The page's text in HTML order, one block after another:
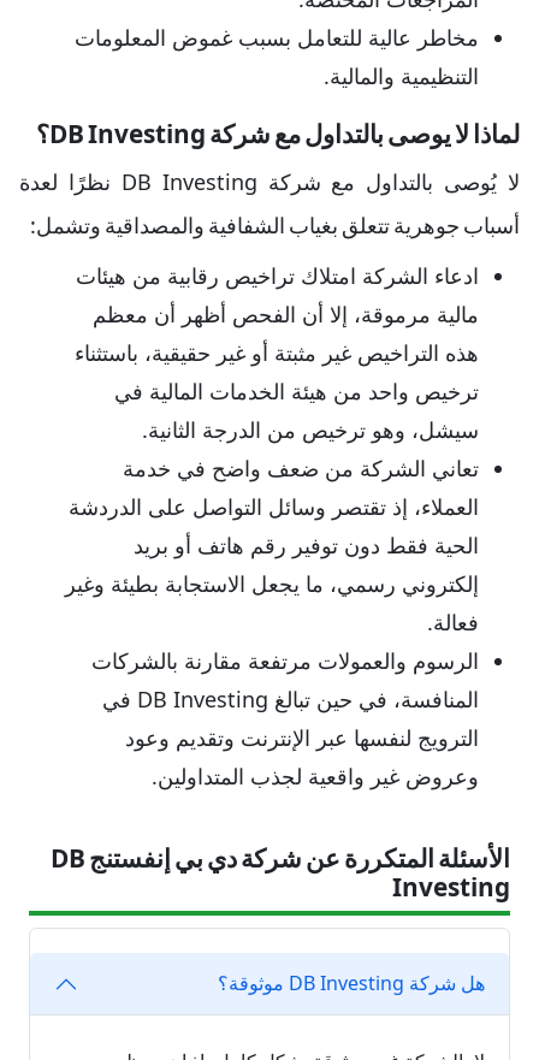
مخاطر عالية للتعامل بسبب غموض المعلومات
التنظيمية والمالية.
لماذا لا يوصى بالتداول مع شركة DB Investing؟
لا يُوصى بالتداول مع شركة DB Investing نظرًا لعدة
أسباب جوهرية تتعلق بغياب الشفافية والمصداقية وتشمل:
ادعاء الشركة امتلاك تراخيص رقابية من هيئات
مالية مرموقة، إلا أن الفحص أظهر أن معظم
هذه التراخيص غير مثبتة أو غير حقيقية، باستثناء
ترخيص واحد من هيئة الخدمات المالية في
سيشل، وهو ترخيص من الدرجة الثانية.
تعاني الشركة من ضعف واضح في خدمة
العملاء، إذ تقتصر وسائل التواصل على الدردشة
الحية فقط دون توفير رقم هاتف أو بريد
إلكتروني رسمي، ما يجعل الاستجابة بطيئة وغير
فعالة.
الرسوم والعمولات مرتفعة مقارنة بالشركات
المنافسة، في حين تبالغ DB Investing في
الترويج لنفسها عبر الإنترنت وتقديم وعود
وعروض غير واقعية لجذب المتداولين.
الأسئلة المتكررة عن شركة دي بي إنفستنج DB
Investing
هل شركة DB Investing موثوقة؟